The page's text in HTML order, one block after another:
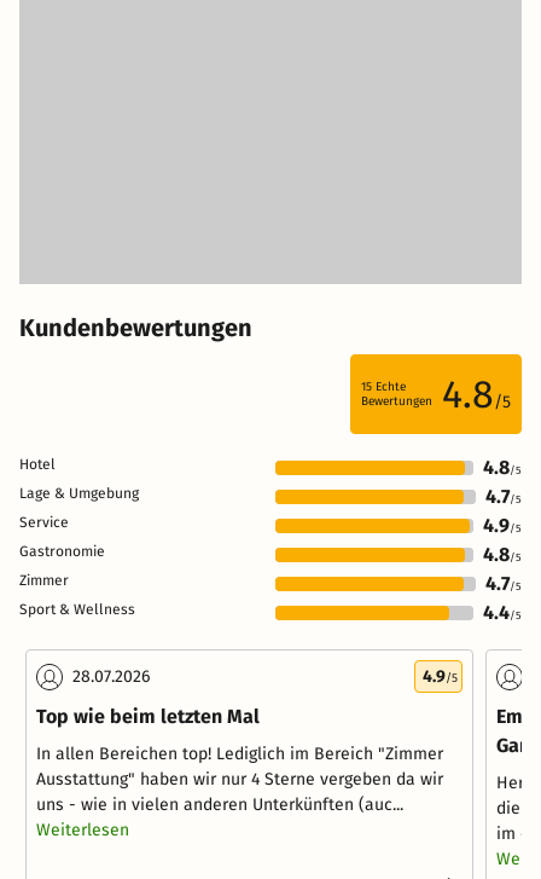
Kundenbewertungen
15 Echte
Bewertungen
4.8/5
Hotel 4.8/5
Lage & Umgebung 4.7/5
Service 4.9/5
Gastronomie 4.8/5
Zimmer 4.7/5
Sport & Wellness 4.4/5
28.07.2026 4.9/5
Top wie beim letzten Mal
In allen Bereichen top! Lediglich im Bereich "Zimmer
Ausstattung" haben wir nur 4 Sterne vergeben da wir
uns - wie in vielen anderen Unterkünften (auc...
Weiterlesen
die
im